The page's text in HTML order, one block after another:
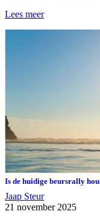
Lees meer
Is de huidige beursrally
Jaap Steur
21 november 2025